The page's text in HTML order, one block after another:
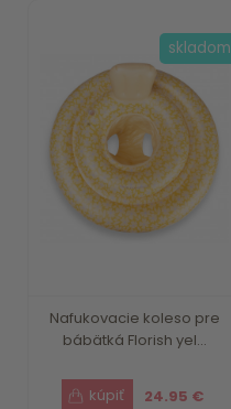
Nafukovacie koleso pre
bábätká Florish yel...
24.95 €
skladom